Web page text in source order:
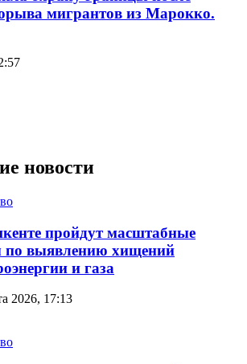
мигрантов из Марокко.
новости
пройдут масштабные
по выявлению хищений
и газа
2026, 17:13